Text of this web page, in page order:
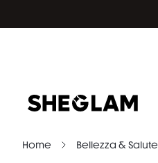
Home Bellezza & Salute